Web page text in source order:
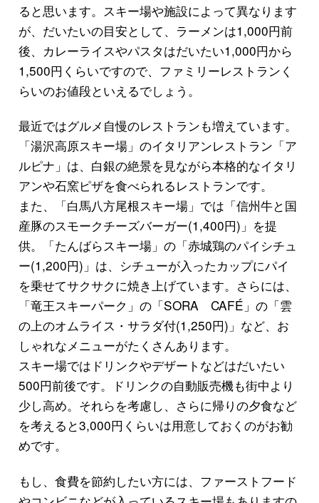
ると思います。スキー場や施設によって異なります
が、だいたいの目安として、ラーメンは1,000円前
後、カレーライスやパスタはだいたい1,000円から
1,500円くらいですので、ファミリーレストランく
らいのお値段といえるでしょう。
最近ではグルメ自慢のレストランも増えています。
「湯沢高原スキー場」のイタリアンレストラン「ア
ルピナ」は、白銀の絶景を見ながら本格的なイタリ
アンや石窯ピザを食べられるレストランです。
また、「白馬八方尾根スキー場」では「信州牛と国
産豚のスモークチーズバーガー(1,400円)」を提
供。「たんばらスキー場」の「赤城鶏のパイシチュ
ー(1,200円)」は、シチューが入ったカップにパイ
を乗せてサクサクに焼き上げています。さらには、
「竜王スキーパーク」の「SORA CAFÉ」の「雲
の上のオムライス・サラダ付(1,250円)」など、お
しゃれなメニューがたくさんあります。
スキー場ではドリンクやデザートなどはだいたい
500円前後です。ドリンクの自動販売機も街中より
少し高め。それらを考慮し、さらに帰りの夕食など
を考えると3,000円くらいは用意しておくのがお勧
めです。
もし、食費を節約したい方には、ファーストフード